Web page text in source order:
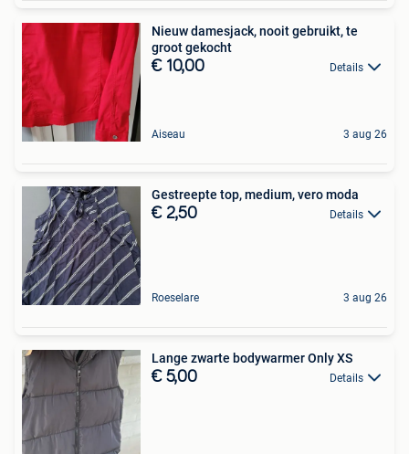
Nieuw damesjack, nooit gebruikt, te
groot gekocht
€ 10,00 Details
Aiseau 3 aug 26
Gestreepte top, medium, vero moda
€ 2,50 Details
Roeselare 3 aug 26
Lange zwarte bodywarmer Only XS
€ 5,00 Details